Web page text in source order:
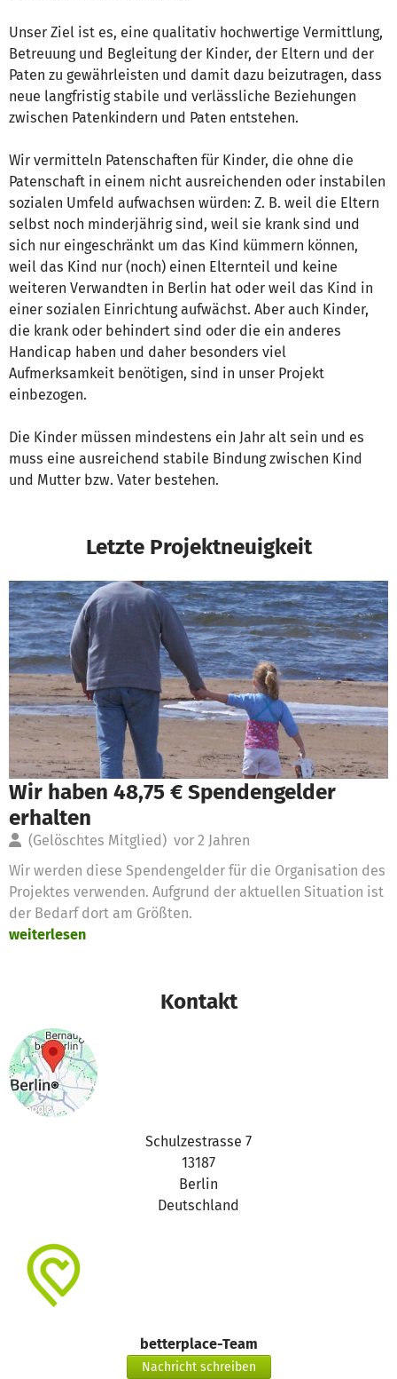
Unser Ziel ist es, eine qualitativ hochwertige Vermittlung,
Betreuung und Begleitung der Kinder, der Eltern und der
Paten zu gewährleisten und damit dazu beizutragen, dass
neue langfristig stabile und verlässliche Beziehungen
zwischen Patenkindern und Paten entstehen.
Wir vermitteln Patenschaften für Kinder, die ohne die
Patenschaft in einem nicht ausreichenden oder instabilen
sozialen Umfeld aufwachsen würden: Z. B. weil die Eltern
selbst noch minderjährig sind, weil sie krank sind und
sich nur eingeschränkt um das Kind kümmern können,
weil das Kind nur (noch) einen Elternteil und keine
weiteren Verwandten in Berlin hat oder weil das Kind in
einer sozialen Einrichtung aufwächst. Aber auch Kinder,
die krank oder behindert sind oder die ein anderes
Handicap haben und daher besonders viel
Aufmerksamkeit benötigen, sind in unser Projekt
einbezogen.
Die Kinder müssen mindestens ein Jahr alt sein und es
muss eine ausreichend stabile Bindung zwischen Kind
und Mutter bzw. Vater bestehen.
Letzte Projektneuigkeit
Wir haben 48,75 € Spendengelder
erhalten
(Gelöschtes Mitglied) vor 2 Jahren
Wir werden diese Spendengelder für die Organisation des
Projektes verwenden. Aufgrund der aktuellen Situation ist
der Bedarf dort am Größten.
weiterlesen
Kontakt
Schulzestrasse 7
13187
Berlin
Deutschland
betterplace-Team
Nachricht schreiben